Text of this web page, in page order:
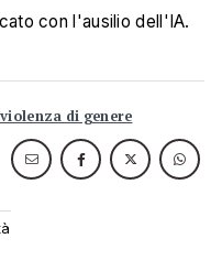
con l'ausilio dell'IA.
violenza di genere